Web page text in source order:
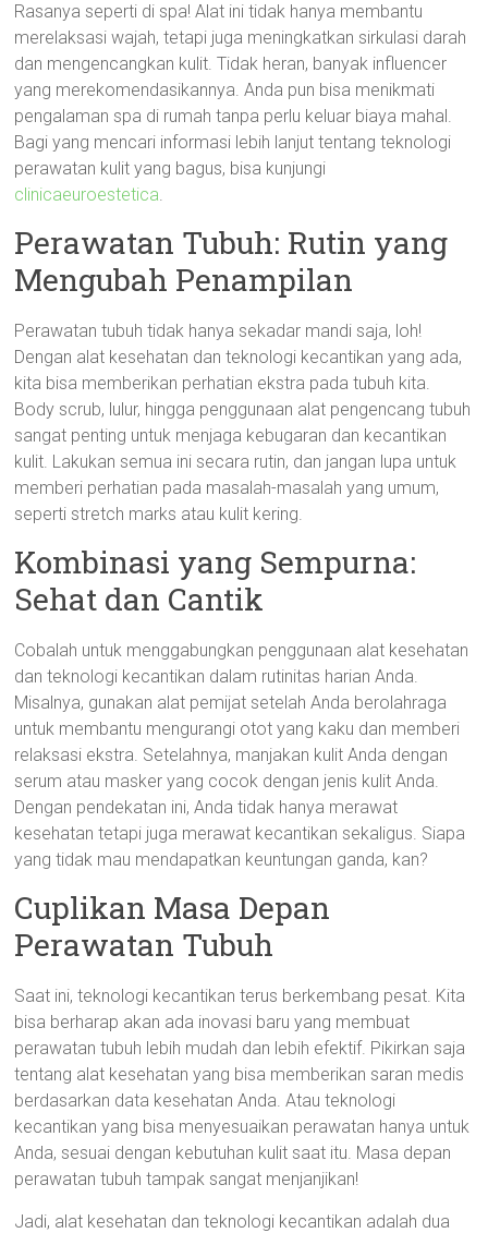
Rasanya seperti di spa! Alat ini tidak hanya membantu
merelaksasi wajah, tetapi juga meningkatkan sirkulasi darah
dan mengencangkan kulit. Tidak heran, banyak influencer
yang merekomendasikannya. Anda pun bisa menikmati
pengalaman spa di rumah tanpa perlu keluar biaya mahal.
Bagi yang mencari informasi lebih lanjut tentang teknologi
perawatan kulit yang bagus, bisa kunjungi
clinicaeuroestetica.
Perawatan Tubuh: Rutin yang
Mengubah Penampilan
Perawatan tubuh tidak hanya sekadar mandi saja, loh!
Dengan alat kesehatan dan teknologi kecantikan yang ada,
kita bisa memberikan perhatian ekstra pada tubuh kita.
Body scrub, lulur, hingga penggunaan alat pengencang tubuh
sangat penting untuk menjaga kebugaran dan kecantikan
kulit. Lakukan semua ini secara rutin, dan jangan lupa untuk
memberi perhatian pada masalah-masalah yang umum,
seperti stretch marks atau kulit kering.
Kombinasi yang Sempurna:
Sehat dan Cantik
Cobalah untuk menggabungkan penggunaan alat kesehatan
dan teknologi kecantikan dalam rutinitas harian Anda.
Misalnya, gunakan alat pemijat setelah Anda berolahraga
untuk membantu mengurangi otot yang kaku dan memberi
relaksasi ekstra. Setelahnya, manjakan kulit Anda dengan
serum atau masker yang cocok dengan jenis kulit Anda.
Dengan pendekatan ini, Anda tidak hanya merawat
kesehatan tetapi juga merawat kecantikan sekaligus. Siapa
yang tidak mau mendapatkan keuntungan ganda, kan?
Cuplikan Masa Depan
Perawatan Tubuh
Saat ini, teknologi kecantikan terus berkembang pesat. Kita
bisa berharap akan ada inovasi baru yang membuat
perawatan tubuh lebih mudah dan lebih efektif. Pikirkan saja
tentang alat kesehatan yang bisa memberikan saran medis
berdasarkan data kesehatan Anda. Atau teknologi
kecantikan yang bisa menyesuaikan perawatan hanya untuk
Anda, sesuai dengan kebutuhan kulit saat itu. Masa depan
perawatan tubuh tampak sangat menjanjikan!
Jadi, alat kesehatan dan teknologi kecantikan adalah dua